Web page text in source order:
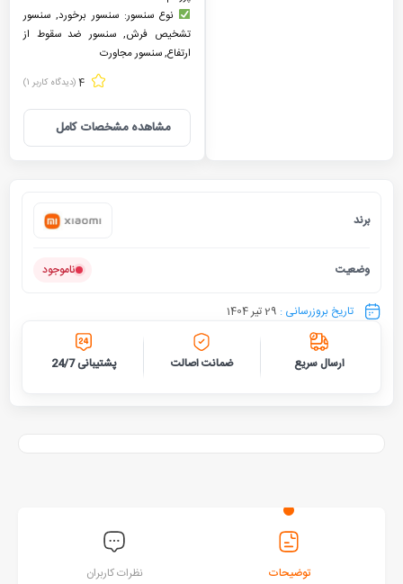
نوع سنسور: سنسور برخورد, سنسور
تشخیص فرش, سنسور ضد سقوط از
ارتفاع, سنسور مجاورت
4(دیدگاه کاربر 1
)
مشاهده مشخصات کامل
برند
وضعیت ناموجود
تاریخ بروزرسانی : 29 تیر 1404
ارسال سریع ضمانت اصالت پشتیبانی 24/7
توضیحات نظرات کاربران